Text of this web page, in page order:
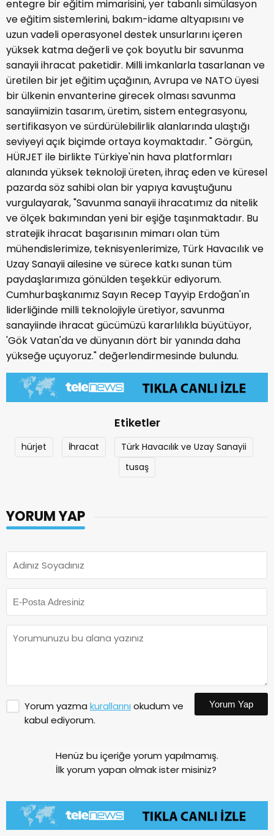
entegre bir eğitim mimarisini, yer tabanlı simülasyon
ve eğitim sistemlerini, bakım-idame altyapısını ve
uzun vadeli operasyonel destek unsurlarını içeren
yüksek katma değerli ve çok boyutlu bir savunma
sanayii ihracat paketidir. Milli imkanlarla tasarlanan ve
üretilen bir jet eğitim uçağının, Avrupa ve NATO üyesi
bir ülkenin envanterine girecek olması savunma
sanayiimizin tasarım, üretim, sistem entegrasyonu,
sertifikasyon ve sürdürülebilirlik alanlarında ulaştığı
seviyeyi açık biçimde ortaya koymaktadır. " Görgün,
HÜRJET ile birlikte Türkiye'nin hava platformları
alanında yüksek teknoloji üreten, ihraç eden ve küresel
pazarda söz sahibi olan bir yapıya kavuştuğunu
vurgulayarak, "Savunma sanayii ihracatımız da nitelik
ve ölçek bakımından yeni bir eşiğe taşınmaktadır. Bu
stratejik ihracat başarısının mimarı olan tüm
mühendislerimize, teknisyenlerimize, Türk Havacılık ve
Uzay Sanayii ailesine ve sürece katkı sunan tüm
paydaşlarımıza gönülden teşekkür ediyorum.
Cumhurbaşkanımız Sayın Recep Tayyip Erdoğan'ın
liderliğinde milli teknolojiyle üretiyor, savunma
sanayiinde ihracat gücümüzü kararlılıkla büyütüyor,
'Gök Vatan'da ve dünyanın dört bir yanında daha
yükseğe uçuyoruz." değerlendirmesinde bulundu.
Etiketler
hürjet İhracat
Türk Havacılık ve Uzay Sanayii
tusaş
YORUM YAP
Yorum yazma kurallarını okudum ve
kabul ediyorum.
Yorum Yap
Henüz bu içeriğe yorum yapılmamış.
İlk yorum yapan olmak ister misiniz?